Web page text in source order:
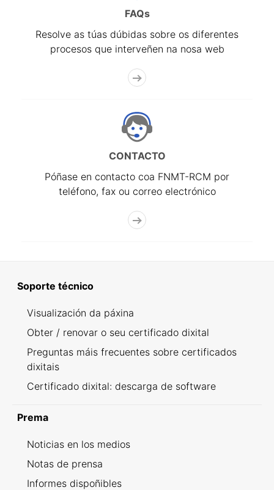
FAQs
Resolve as túas dúbidas sobre os diferentes
procesos que interveñen na nosa web
CONTACTO
Póñase en contacto coa FNMT-RCM por
teléfono, fax ou correo electrónico
Soporte técnico
Visualización da páxina
Obter / renovar o seu certificado dixital
Preguntas máis frecuentes sobre certificados
dixitais
Certificado dixital: descarga de software
Prema
Noticias en los medios
Notas de prensa
Informes dispoñibles